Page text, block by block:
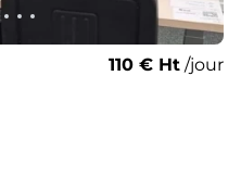
110 € Ht /jour